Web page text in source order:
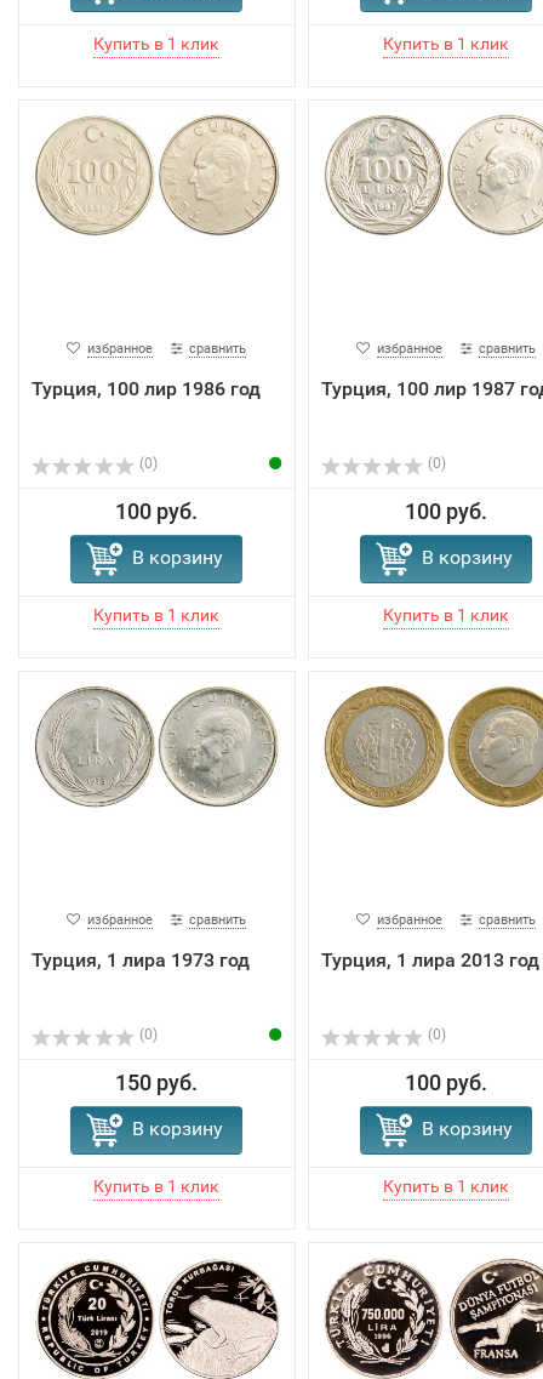
избранное сравнить
Турция, 100 лир 1986 год
(0)
100 руб.
В корзину
избранное сравнить
Турция, 100 лир 1987
(0)
100 руб.
В корзину
избранное сравнить
Турция, 1 лира 1973 год
(0)
150 руб.
В корзину
избранное сравнить
Турция, 1 лира 2013 год
(0)
100 руб.
В корзину